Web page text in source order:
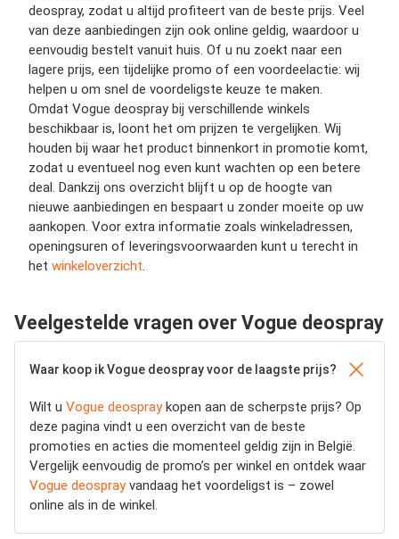
deospray, zodat u altijd profiteert van de beste prijs. Veel
van deze aanbiedingen zijn ook online geldig, waardoor u
eenvoudig bestelt vanuit huis. Of u nu zoekt naar een
lagere prijs, een tijdelijke promo of een voordeelactie: wij
helpen u om snel de voordeligste keuze te maken.
Omdat Vogue deospray bij verschillende winkels
beschikbaar is, loont het om prijzen te vergelijken. Wij
houden bij waar het product binnenkort in promotie komt,
zodat u eventueel nog even kunt wachten op een betere
deal. Dankzij ons overzicht blijft u op de hoogte van
nieuwe aanbiedingen en bespaart u zonder moeite op uw
aankopen. Voor extra informatie zoals winkeladressen,
openingsuren of leveringsvoorwaarden kunt u terecht in
het winkeloverzicht
Veelgestelde vragen over Vogue deospray
Waar koop ik Vogue deospray voor de laagste prijs?
Wilt u Vogue deospraykopen aan de scherpste prijs? Op
deze pagina vindt u een overzicht van de beste
promoties en acties die momenteel geldig zijn in België.
Vergelijk eenvoudig de promo’s per winkel en ontdek waar
Vogue deosprayvandaag het voordeligst is – zowel
online als in de winkel.